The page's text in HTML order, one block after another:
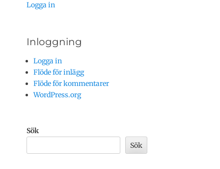
Logga in
Inloggning
Logga in
Flöde för inlägg
Flöde för kommentarer
WordPress.org
Sök
Sök